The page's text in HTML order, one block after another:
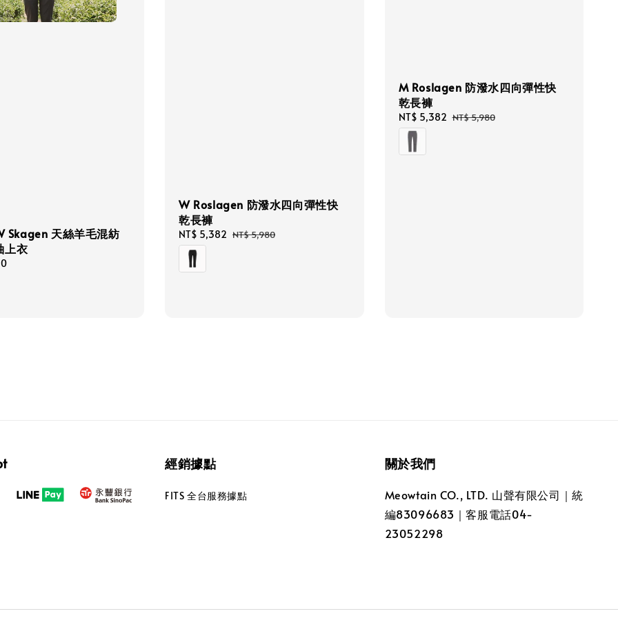
Skagen 天絲羊毛混紡
上衣
W Roslagen 防潑水四向彈性快
乾長褲
Sale
price
NT$ 5,382 Regular
NT$ 5,980
M Roslagen 防潑水四向彈性快
乾長褲
Sale
price
NT$ 5,382 Regular
NT$ 5,980
經銷據點
FITS 全台服務據點
關於我們
Meowtain CO., LTD. 山聲有限公司｜統
編83096683｜客服電話04-
23052298